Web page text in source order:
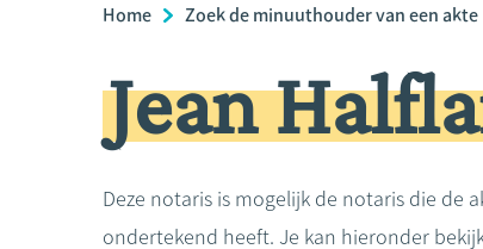
Breadcrumb
Home Zoek de minuuthouder van een akte
Jean
Deze notaris is mogelijk de notaris die de
ondertekend heeft. Je kan hieronder